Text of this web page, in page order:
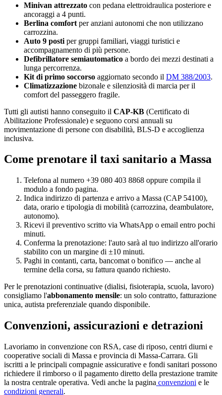
Minivan attrezzato con pedana elettroidraulica posteriore e
ancoraggi a 4 punti.
Berlina comfort per anziani autonomi che non utilizzano
carrozzina.
Auto 9 posti per gruppi familiari, viaggi turistici e
accompagnamento di più persone.
Defibrillatore semiautomatico a bordo dei mezzi destinati a
lunga percorrenza.
Kit di primo soccorso aggiornato secondo il DM 388/2003.
Climatizzazione bizonale e silenziosità di marcia per il
comfort del passeggero fragile.
Tutti gli autisti hanno conseguito il CAP-KB (Certificato di
Abilitazione Professionale) e seguono corsi annuali su
movimentazione di persone con disabilità, BLS-D e accoglienza
inclusiva.
Come prenotare il taxi sanitario a Massa
Telefona al numero +39 080 403 8868 oppure compila il
modulo a fondo pagina.
Indica indirizzo di partenza e arrivo a Massa (CAP 54100),
data, orario e tipologia di mobilità (carrozzina, deambulatore,
autonomo).
Ricevi il preventivo scritto via WhatsApp o email entro pochi
minuti.
Conferma la prenotazione: l'auto sarà al tuo indirizzo all'orario
stabilito con un margine di ±10 minuti.
Paghi in contanti, carta, bancomat o bonifico — anche al
termine della corsa, su fattura quando richiesto.
Per le prenotazioni continuative (dialisi, fisioterapia, scuola, lavoro)
consigliamo l'abbonamento mensile: un solo contratto, fatturazione
unica, autista preferenziale quando disponibile.
Convenzioni, assicurazioni e detrazioni
Lavoriamo in convenzione con RSA, case di riposo, centri diurni e
cooperative sociali di Massa e provincia di Massa-Carrara. Gli
iscritti a le principali compagnie assicurative e fondi sanitari possono
richiedere il rimborso o il pagamento diretto della prestazione tramite
la nostra centrale operativa. Vedi anche la pagina convenzioni e le
condizioni generali.